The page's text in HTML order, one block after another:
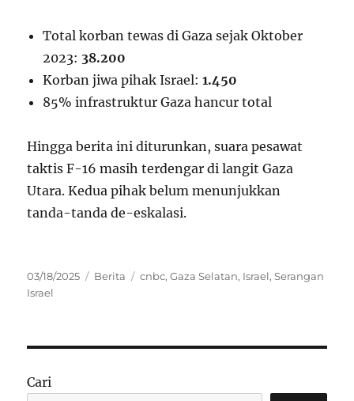
Total korban tewas di Gaza sejak Oktober
2023: 38.200
Korban jiwa pihak Israel:1.450
85% infrastruktur Gaza hancur total
Hingga berita ini diturunkan, suara pesawat
taktis F-16 masih terdengar di langit Gaza
Utara. Kedua pihak belum menunjukkan
tanda-tanda de-eskalasi.
Posted
on
03/18/2025 Categories
Berita Tags
cnbc,Gaza Selatan, Israel,Serangan
Israel
Cari